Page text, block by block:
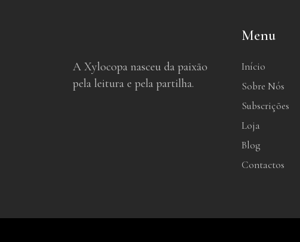
A Xylocopa nasceu da paixão
pela leitura e pela partilha.
Menu
Início
Sobre Nós
Subscrições
Loja
Blog
Contactos